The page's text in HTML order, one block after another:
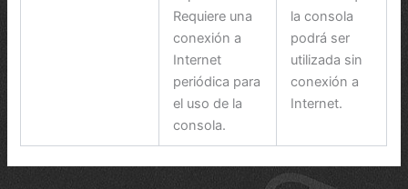
Requiere una
conexión a
Internet
periódica para
el uso de la
consola.
la consola
podrá ser
utilizada sin
conexión a
Internet.